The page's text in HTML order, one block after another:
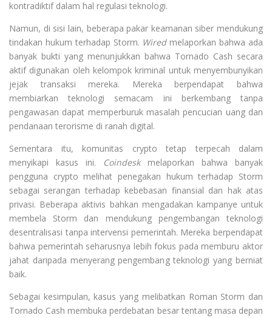
kontradiktif dalam hal regulasi teknologi.
Namun, di sisi lain, beberapa pakar keamanan siber mendukung
tindakan hukum terhadap Storm. Wiredmelaporkan bahwa ada
banyak bukti yang menunjukkan bahwa Tornado Cash secara
aktif digunakan oleh kelompok kriminal untuk menyembunyikan
jejak transaksi mereka. Mereka berpendapat bahwa
membiarkan teknologi semacam ini berkembang tanpa
pengawasan dapat memperburuk masalah pencucian uang dan
pendanaan terorisme di ranah digital.
Sementara itu, komunitas crypto tetap terpecah dalam
menyikapi kasus ini.
Coindeskmelaporkan bahwa banyak
pengguna crypto melihat penegakan hukum terhadap Storm
sebagai serangan terhadap kebebasan finansial dan hak atas
privasi. Beberapa aktivis bahkan mengadakan kampanye untuk
membela Storm dan mendukung pengembangan teknologi
desentralisasi tanpa intervensi pemerintah. Mereka berpendapat
bahwa pemerintah seharusnya lebih fokus pada memburu aktor
jahat daripada menyerang pengembang teknologi yang berniat
baik.
Sebagai kesimpulan, kasus yang melibatkan Roman Storm dan
Tornado Cash membuka perdebatan besar tentang masa depan